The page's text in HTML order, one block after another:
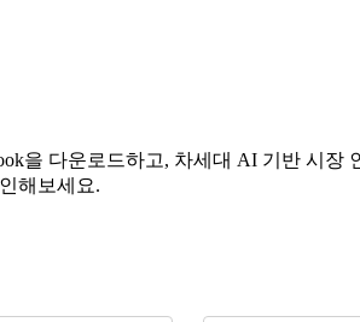
을 다운로드하고, 차세대 AI 기반 시장
해보세요.